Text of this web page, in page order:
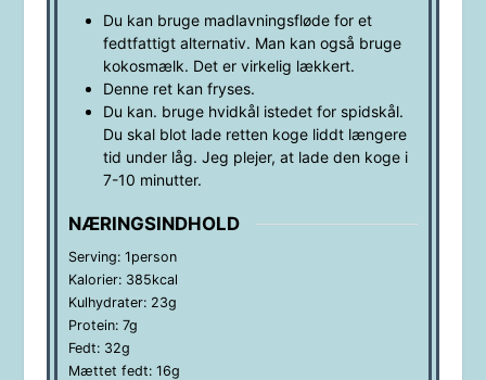
Du kan bruge madlavningsfløde for et
fedtfattigt alternativ. Man kan også bruge
kokosmælk. Det er virkelig lækkert.
Denne ret kan fryses.
Du kan. bruge hvidkål istedet for spidskål.
Du skal blot lade retten koge liddt længere
tid under låg. Jeg plejer, at lade den koge i
7-10 minutter.
NÆRINGSINDHOLD
Serving: 1person
Kalorier: 385kcal
Kulhydrater: 23g
Protein: 7g
Fedt: 32g
Mættet fedt: 16g